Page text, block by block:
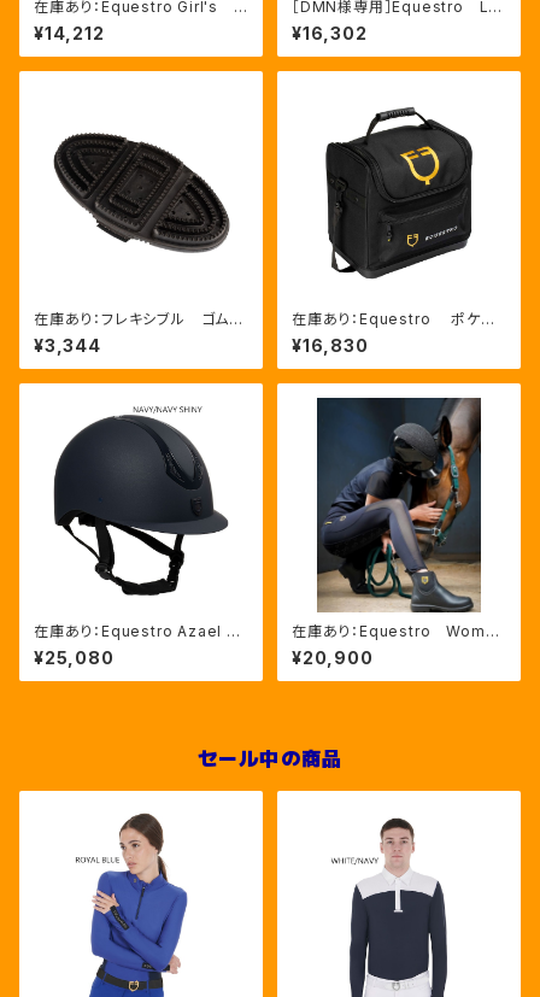
在庫あり：Equestro Girl's R
eady To The Party Ｔシャ
ツ ラインストーンTシャツ（ETK
A00249）
¥14,212
［DMN様専用］Equestro La
ni 無口＆引手セット グリー
ン FULLサイズ（ETH03002
N）
¥16,302
在庫あり：フレキシブル ゴムブ
ラシ（ETS00006）
¥3,344
在庫あり：Equestro ポケット
いっぱいグルーミングバッグ（ET
S02013）
¥16,830
在庫あり：Equestro Azael ユ
ニセックスヘルメットNAVY/NA
VYSHINY XLサイズ（ETU02
011）
¥25,080
在庫あり：Equestro Wome
n’ｓ メッシュインサート フル
グリップレギンス（ETW00170）
¥20,900
セール中の商品